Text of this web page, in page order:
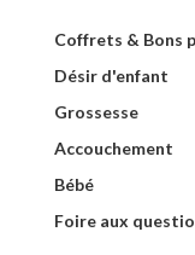
Coffrets & Bons
Désir d'enfant
Grossesse
Accouchement
Bébé
Foire aux